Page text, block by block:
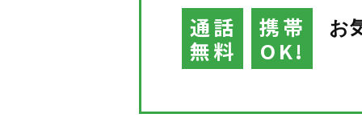
通話
無料
携帯
OK!
お